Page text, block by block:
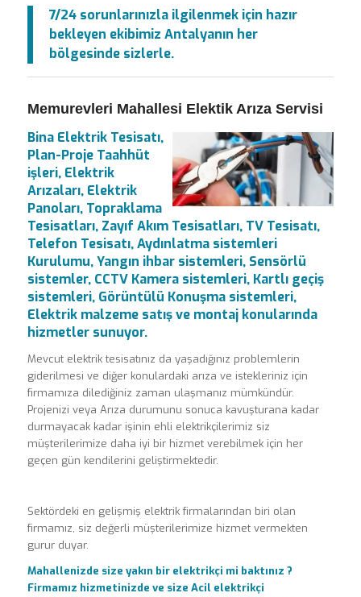
7/24 sorunlarınızla ilgilenmek için hazır
bekleyen ekibimiz Antalyanın her
bölgesinde sizlerle.
Memurevleri Mahallesi Elektik Arıza Servisi
Bina Elektrik Tesisatı,
Plan-Proje Taahhüt
işleri, Elektrik
Arızaları, Elektrik
Panoları, Topraklama
Tesisatları, Zayıf Akım Tesisatları, TV Tesisatı,
Telefon Tesisatı, Aydınlatma sistemleri
Kurulumu, Yangın ihbar sistemleri, Sensörlü
sistemler, CCTV Kamera sistemleri, Kartlı geçiş
sistemleri, Görüntülü Konuşma sistemleri,
Elektrik malzeme satış ve montaj konularında
hizmetler sunuyor.
Mevcut elektrik tesisatınız da yaşadığınız problemlerin
giderilmesi ve diğer konulardaki arıza ve istekleriniz için
firmamıza dilediğiniz zaman ulaşmanız mümkündür.
Projenizi veya Arıza durumunu sonuca kavuşturana kadar
durmayacak kadar işinin ehli elektrikçilerimiz siz
müşterilerimize daha iyi bir hizmet verebilmek için her
geçen gün kendilerini geliştirmektedir.
Sektördeki en gelişmiş elektrik firmalarından biri olan
firmamız, siz değerli müşterilerimize hizmet vermekten
gurur duyar.
Mahallenizde size yakın bir elektrikçi mi baktınız ?
Firmamız hizmetinizde ve size Acil elektrikçi